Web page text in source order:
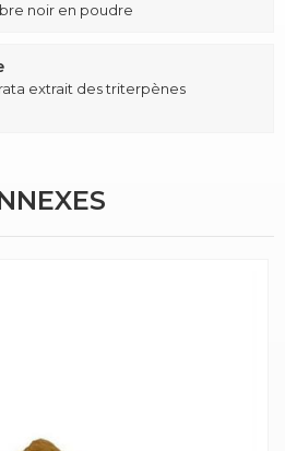
noir en poudre
extrait des triterpènes